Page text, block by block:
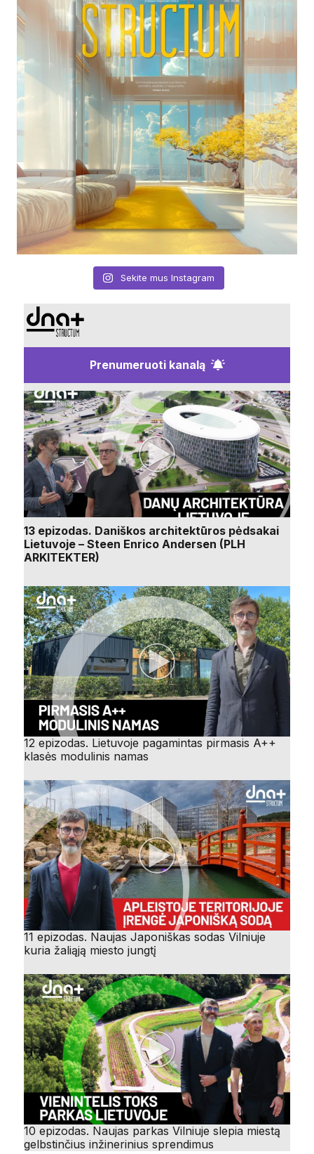
Sekite mus Instagram
Prenumeruoti kanalą
13 epizodas. Daniškos architektūros pėdsakai
Lietuvoje – Steen Enrico Andersen (PLH
ARKITEKTER)
12 epizodas. Lietuvoje pagamintas pirmasis A++
klasės modulinis namas
11 epizodas. Naujas Japoniškas sodas Vilniuje
kuria žaliąją miesto jungtį
10 epizodas. Naujas parkas Vilniuje slepia miestą
gelbstinčius inžinerinius sprendimus